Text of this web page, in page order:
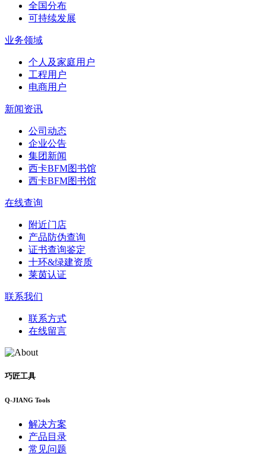
全国分布
可持续发展
业务领域
个人及家庭用户
工程用户
电商用户
新闻资讯
公司动态
企业公告
集团新闻
西卡BFM图书馆
西卡BFM图书馆
在线查询
附近门店
产品防伪查询
证书查询鉴定
十环&绿建资质
莱茵认证
联系我们
联系方式
在线留言
巧匠工具
Q-JIANG Tools
解决方案
产品目录
常见问题